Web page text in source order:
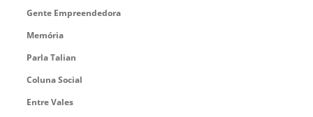
Gente Empreendedora
Memória
Parla Talian
Coluna Social
Entre Vales